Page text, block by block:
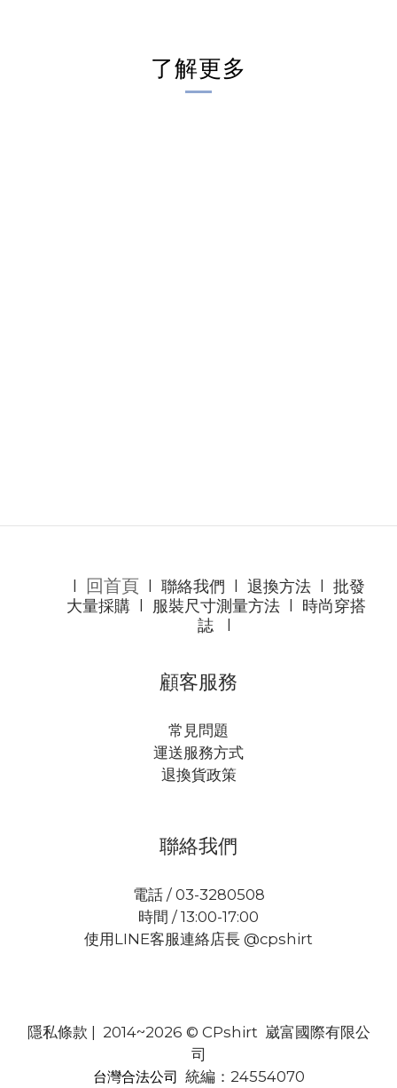
了解更多
回首頁 聯絡我們 退換方法l 批發
大量採購
服裝尺寸測量方法
時尚穿搭
誌l
顧客服務
常見問題
運送服務方式
退換貨政策
聯絡我們
電話 / 03-3280508
時間 / 13:00-17:00
使用LINE客服連絡店長 @cpshirt
隱私條款 | 2014~2026 © CPshirt 崴富國際有限公
司
台灣合法公司 統編：24554070